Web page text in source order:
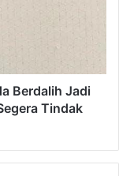
Berdalih Jadi
Tindak